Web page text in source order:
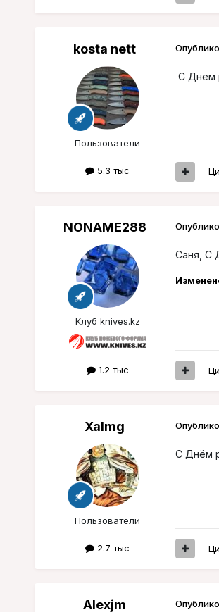
kosta nett
Пользователи
5.3 тыс
C Днём
NONAME288
Клуб knives.kz
1.2 тыс
Саня, С
Xalmg
Пользователи
2.7 тыс
С Днём
Alexjm